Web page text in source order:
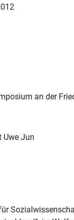
an der
Uwe Jun